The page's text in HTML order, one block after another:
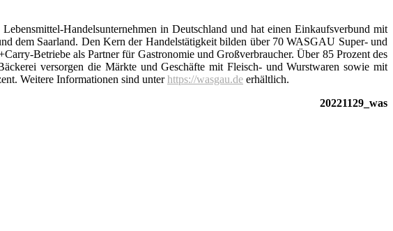
Handelsunternehmen in Deutschland und hat einen Einkaufsverbund mit
dem Saarland. Den Kern der Handelstätigkeit bilden über 70 WASGAU Super- und
Betriebe als Partner für Gastronomie und Großverbraucher. Über 85 Prozent des
versorgen die Märkte und Geschäfte mit Fleisch- und Wurstwaren sowie mit
Weitere Informationen sind unterhttps://wasgau.de erhältlich.
20221129_was